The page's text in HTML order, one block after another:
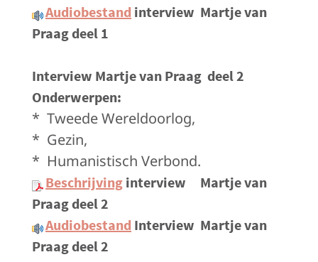
Audiobestand interview Martje van
Praag deel 1
Interview Martje van Praag deel 2
Onderwerpen:
* Tweede Wereldoorlog,
* Gezin,
* Humanistisch Verbond.
Beschrijving interview Martje van
Praag deel 2
Audiobestand Interview Martje van
Praag deel 2